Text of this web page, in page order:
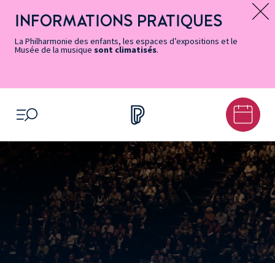
page
Accessibilité
accès
rapides
principal
contenu
principal
page
Message d’information
INFORMATIONS PRATIQUES
La Philharmonie des enfants, les espaces d’expositions et le
Musée de la musique sont climatisés.
OUVRIR LE MENU